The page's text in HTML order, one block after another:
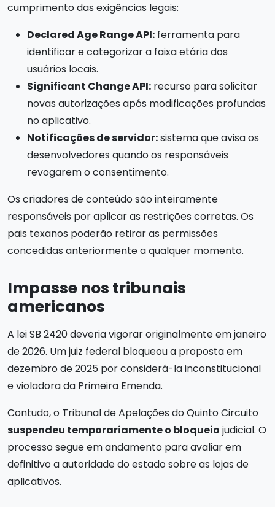
cumprimento das exigências legais:
Declared Age Range API: ferramenta para
identificar e categorizar a faixa etária dos
usuários locais.
Significant Change API: recurso para solicitar
novas autorizações após modificações profundas
no aplicativo.
Notificações de servidor:sistema que avisa os
desenvolvedores quando os responsáveis
revogarem o consentimento.
Os criadores de conteúdo são inteiramente
responsáveis por aplicar as restrições corretas. Os
pais texanos poderão retirar as permissões
concedidas anteriormente a qualquer momento.
Impasse nos tribunais
americanos
A lei SB 2420 deveria vigorar originalmente em janeiro
de 2026. Um juiz federal bloqueou a proposta em
dezembro de 2025 por considerá-la inconstitucional
e violadora da Primeira Emenda.
Contudo, o Tribunal de Apelações do Quinto Circuito
suspendeu temporariamente o bloqueio judicial. O
processo segue em andamento para avaliar em
definitivo a autoridade do estado sobre as lojas de
aplicativos.